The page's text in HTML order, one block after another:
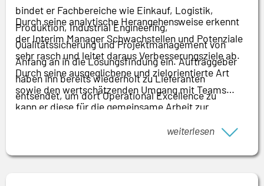
bindet er Fachbereiche wie Einkauf, Logistik,
Produktion, Industrial Engineering,
Qualitätssicherung und Projektmanagement von
Anfang an in die Lösungsfindung ein. Auftraggeber
haben ihn bereits wiederholt zu Lieferanten
entsendet, um dort Operational Excellence zu
implementieren.
Durch seine analytische Herangehensweise erkennt
der Interim Manager Schwachstellen und Potenziale
sehr rasch und leitet daraus Verbesserungsziele ab.
Durch seine ausgeglichene und zielorientierte Art
sowie den wertschätzenden Umgang mit Teams
kann er diese für die gemeinsame Arbeit zur
unterschiedlichen Kulturkreisen ist dabei ein
weiterlesen